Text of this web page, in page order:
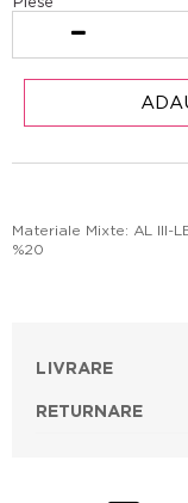
Materiale Mixte: AL III-
%20
LIVRARE
RETURNARE